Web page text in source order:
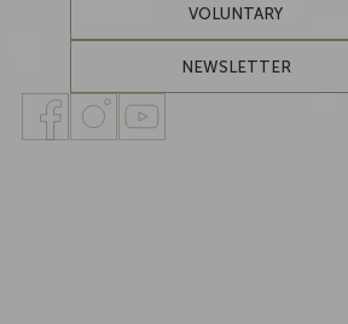
VOLUNTARY
NEWSLETTER